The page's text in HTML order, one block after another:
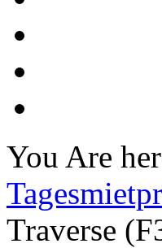
You Are
Traverse